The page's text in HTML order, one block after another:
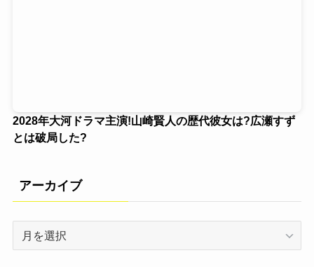
2028年大河ドラマ主演!山崎賢人の歴代彼女は?広瀬すず
とは破局した?
アーカイブ